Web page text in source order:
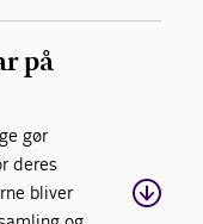
på
gør
deres
bliver